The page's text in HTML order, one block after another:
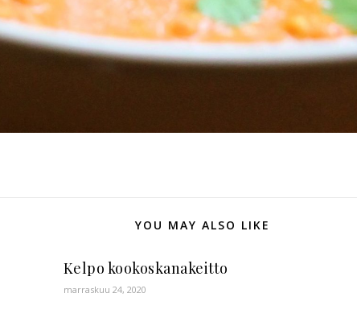
YOU MAY ALSO LIKE
Kelpo kookoskanakeitto
marraskuu 24, 2020